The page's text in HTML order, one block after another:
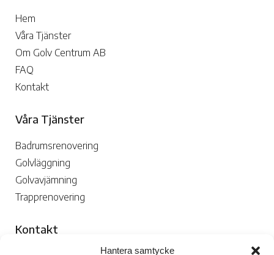
Hantera samtycke
Hem
Våra Tjänster
Om Golv Centrum AB
FAQ
Kontakt
Våra Tjänster
Badrumsrenovering
Golvläggning
Golvavjämning
Trapprenovering
Kontakt